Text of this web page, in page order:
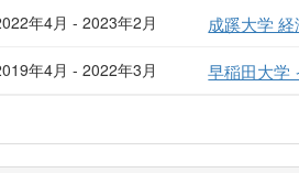
年4月 - 2023年2月 成蹊大学
年4月 - 2022年3月 早稲田大学